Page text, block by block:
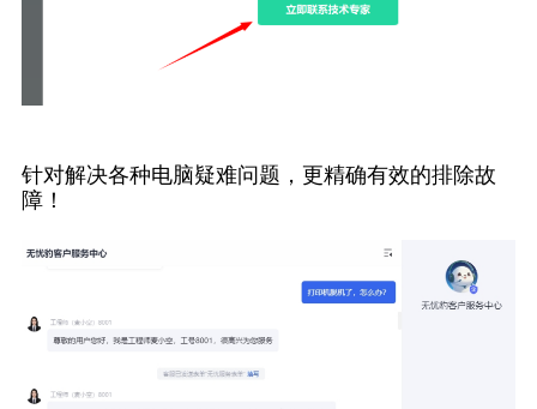
针对解决各种电脑疑难问题，更精确有效的排除故
障！